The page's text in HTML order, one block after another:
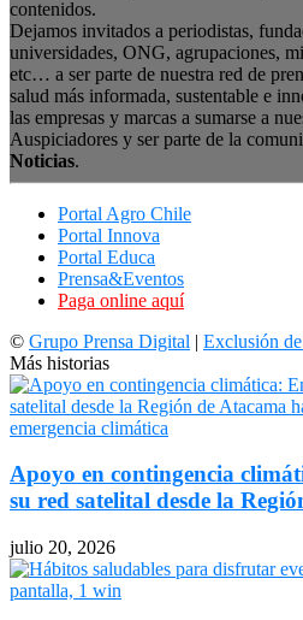
contenidos.
Dejamos invitados a periodistas,
universidades, ONG, agrupaciones,
etc… a ser parte de nuestra red de
salud más informada, sustentable e
las empresas y marcas a sumarse a
Auspiciadores y ser parte de la
Noticias.
Portal Agro Chile
Portal Innova
Portal Educa
Prensa&Eventos
Paga online aquí
© Grupo Prensa Digital | Exclusión
Más historias
Apoyo en contingencia
su red satelital desde la
julio 20, 2026